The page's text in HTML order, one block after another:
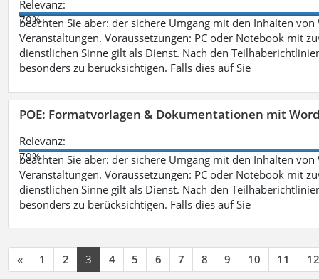
Relevanz:
79%
beachten Sie aber: der sichere Umgang mit den Inhalten
Veranstaltungen. Voraussetzungen: PC oder Notebook mit
dienstlichen Sinne gilt als Dienst. Nach den
besonders zu berücksichtigen. Falls dies auf Sie
POE: Formatvorlagen & Dokumentationen mit
Relevanz:
79%
beachten Sie aber: der sichere Umgang mit den Inhalten
Veranstaltungen. Voraussetzungen: PC oder Notebook mit
dienstlichen Sinne gilt als Dienst. Nach den
besonders zu berücksichtigen. Falls dies auf Sie
« 1 2 3 4 5 6 7 8 9 10 11 12